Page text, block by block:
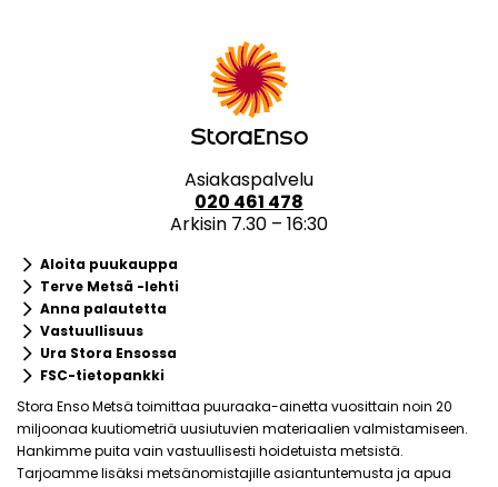
Asiakaspalvelu
020 461 478
Arkisin 7.30 – 16:30
keyboard_arrow_rightAloita puukauppa
keyboard_arrow_rightTerve Metsä -lehti
keyboard_arrow_rightAnna palautetta
keyboard_arrow_rightVastuullisuus
keyboard_arrow_rightUra Stora Ensossa
keyboard_arrow_rightFSC-tietopankki
Stora Enso Metsä toimittaa puuraaka-ainetta vuosittain noin 20
miljoonaa kuutiometriä uusiutuvien materiaalien valmistamiseen.
Hankimme puita vain vastuullisesti hoidetuista metsistä.
Tarjoamme lisäksi metsänomistajille asiantuntemusta ja apua